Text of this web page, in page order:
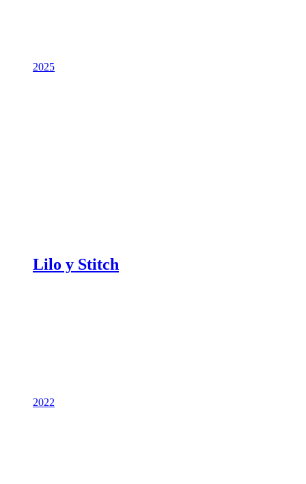
2025
Lilo y Stitch
2022